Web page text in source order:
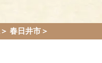
春日井市